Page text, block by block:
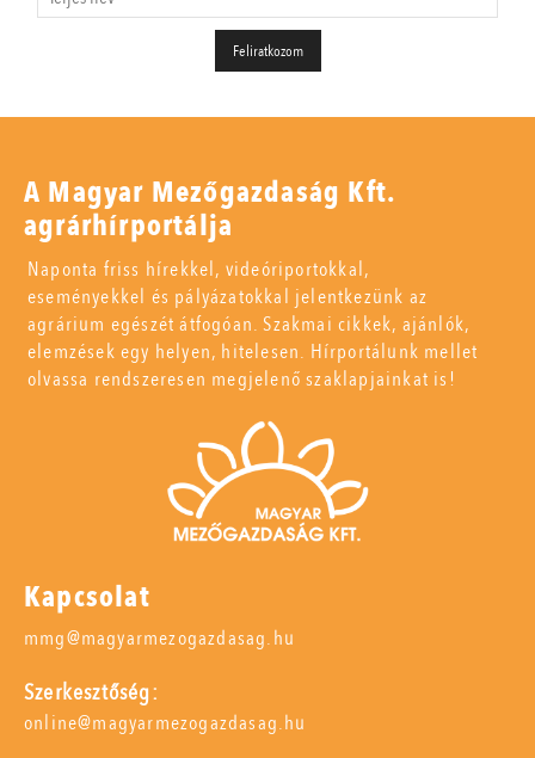
A Magyar Mezőgazdaság Kft.
agrárhírportálja
Naponta friss hírekkel, videóriportokkal,
eseményekkel és pályázatokkal jelentkezünk az
agrárium egészét átfogóan. Szakmai cikkek, ajánlók,
elemzések egy helyen, hitelesen. Hírportálunk mellet
olvassa rendszeresen megjelenő szaklapjainkat is!
Kapcsolat
mmg@magyarmezogazdasag.hu
Szerkesztőség:
online@magyarmezogazdasag.hu